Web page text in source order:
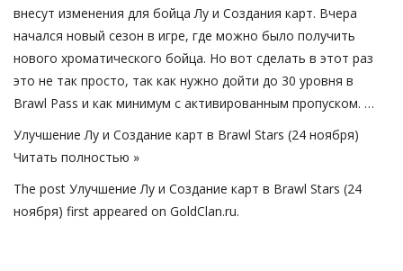
внесут изменения для бойца Лу и Создания карт. Вчера
начался новый сезон в игре, где можно было получить
нового хроматического бойца. Но вот сделать в этот раз
это не так просто, так как нужно дойти до 30 уровня в
Brawl Pass и как минимум с активированным пропуском. …
Улучшение Лу и Создание карт в Brawl Stars (24 ноября)
Читать полностью »
The post Улучшение Лу и Создание карт в Brawl Stars (24
ноября) first appeared on GoldClan.ru.